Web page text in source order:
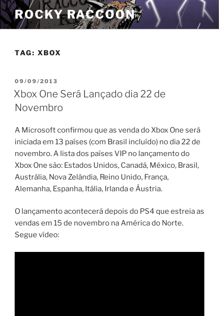
Pular
para
o
ROCKY RACCOON
TAG: XBOX
PUBLICADO
EM
09/09/2013
Xbox One Será Lançado dia 22 de
Novembro
A Microsoft confirmou que as venda do Xbox One será
iniciada em 13 países (com Brasil incluído) no dia 22 de
novembro. A lista dos países VIP no lançamento do
Xbox One são: Estados Unidos, Canadá, México, Brasil,
Austrália, Nova Zelândia, Reino Unido, França,
Alemanha, Espanha, Itália, Irlanda e Áustria.
O lançamento acontecerá depois do PS4 que estreia as
vendas em 15 de novembro na América do Norte.
Segue vídeo: